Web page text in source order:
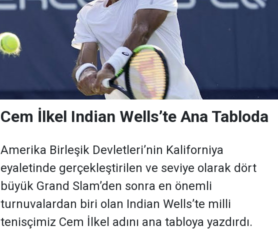
Cem İlkel Indian Wells’te Ana Tabloda
Amerika Birleşik Devletleri’nin Kaliforniya
eyaletinde gerçekleştirilen ve seviye olarak dört
büyük Grand Slam’den sonra en önemli
turnuvalardan biri olan Indian Wells’te milli
tenisçimiz Cem İlkel adını ana tabloya yazdırdı.